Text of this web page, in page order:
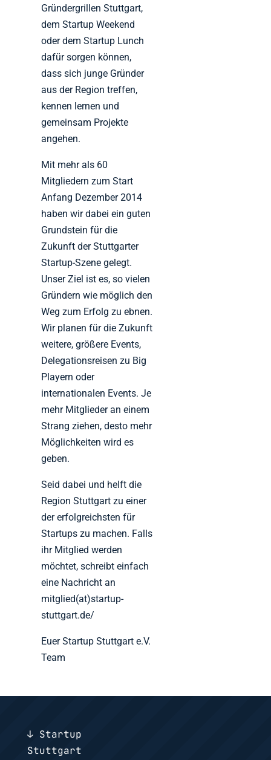
Gründergrillen Stuttgart,
dem Startup Weekend
oder dem Startup Lunch
dafür sorgen können,
dass sich junge Gründer
aus der Region treffen,
kennen lernen und
gemeinsam Projekte
angehen.
Mit mehr als 60
Mitgliedern zum Start
Anfang Dezember 2014
haben wir dabei ein guten
Grundstein für die
Zukunft der Stuttgarter
Startup-Szene gelegt.
Unser Ziel ist es, so vielen
Gründern wie möglich den
Weg zum Erfolg zu ebnen.
Wir planen für die Zukunft
weitere, größere Events,
Delegationsreisen zu Big
Playern oder
internationalen Events. Je
mehr Mitglieder an einem
Strang ziehen, desto mehr
Möglichkeiten wird es
geben.
Seid dabei und helft die
Region Stuttgart zu einer
der erfolgreichsten für
Startups zu machen. Falls
ihr Mitglied werden
möchtet, schreibt einfach
eine Nachricht an
mitglied(at)startup-
stuttgart.de/
Euer Startup Stuttgart e.V.
Team
↓ Startup
Stuttgart